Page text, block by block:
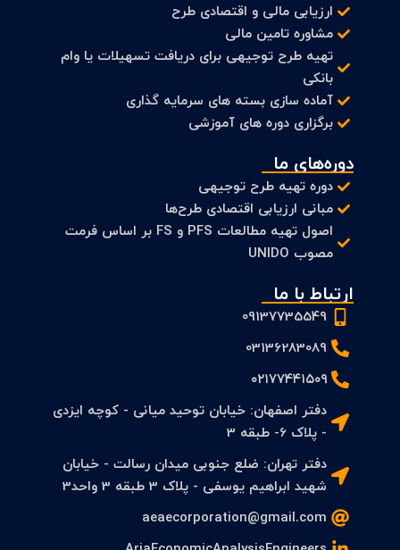
ارزیابی مالی و اقتصادی طرح
مشاوره تامین مالی
تهیه طرح توجیهی برای دریافت تسهیلات یا وام
بانکی
آماده سازی بسته های سرمایه گذاری
برگزاری دوره های آموزشی
دوره‌های ما
دوره تهیه طرح توجیهی
مبانی ارزیابی اقتصادی طرح‌ها
اصول تهیه مطالعات PFS و FS بر اساس فرمت
مصوب UNIDO
ارتباط با ما
09137735549
03136283089
۰۲۱۷۷۴۴۱۵۰۹
دفتر اصفهان: خیابان توحید میانی - کوچه ایزدی
- پلاک 6- طبقه 3
دفتر تهران: ضلع جنوبی میدان رسالت - خیابان
شهید ابراهیم یوسفی - پلاک 3 طبقه 3 واحد3
aeaecorporation@gmail.com